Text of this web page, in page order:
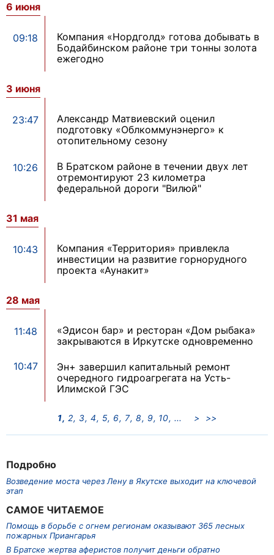
Подробно
Возведение моста через Лену в Якутске выходит на ключевой
этап
САМОЕ ЧИТАЕМОЕ
Помощь в борьбе с огнем регионам оказывают 365 лесных
пожарных Приангарья
В Братске жертва аферистов получит деньги обратно
6 июня
09:18
Компания «Нордголд» готова добывать в
Бодайбинском районе три тонны золота
ежегодно
3 июня
23:47
Александр Матвиевский оценил
подготовку «Облкоммунэнерго» к
отопительному сезону
10:26
В Братском районе в течении двух лет
отремонтируют 23 километра
федеральной дороги "Вилюй"
31 мая
10:43
Компания «Территория» привлекла
инвестиции на развитие горнорудного
проекта «Аунакит»
28 мая
11:48
«Эдисон бар» и ресторан «Дом рыбака»
закрываются в Иркутске одновременно
10:47
Эн+ завершил капитальный ремонт
очередного гидроагрегата на Усть-
Илимской ГЭС
1 2 3 4 5 6 7 8 9 10 > >>